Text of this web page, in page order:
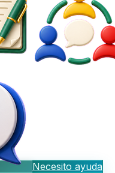
Necesito ayuda